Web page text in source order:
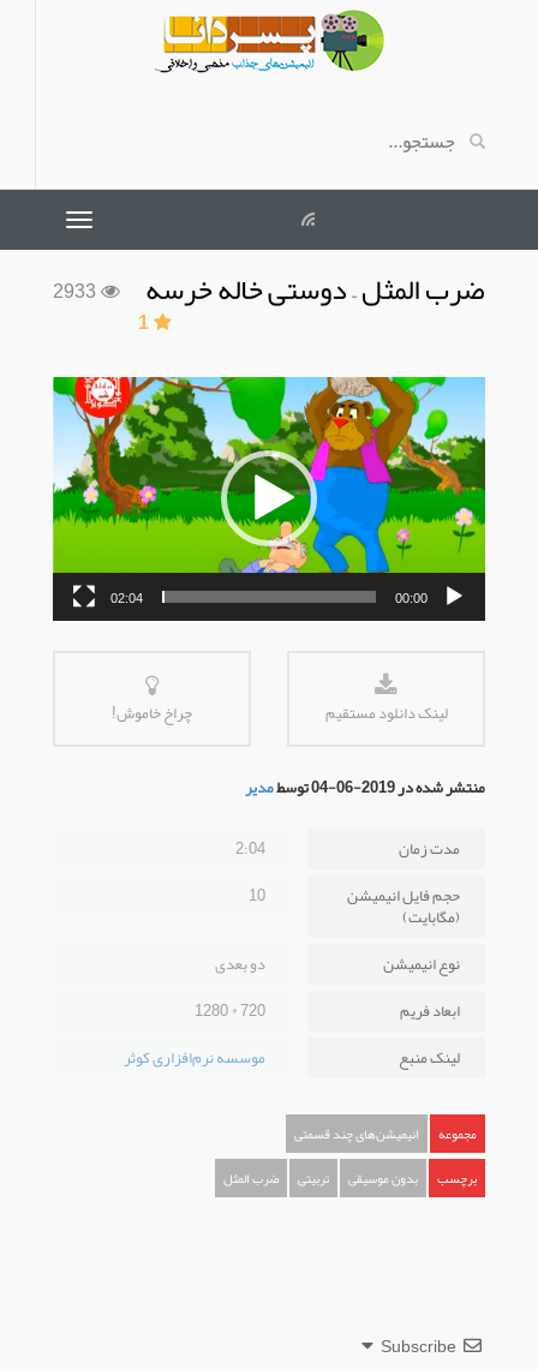
ضرب المثل – دوستی خاله خرسه
2933
1
نمایشگر
ویدیو
00:00
02:04
لینک دانلود مستقیم چراخ خاموش!
منتشر شده در 2019-06-04 توسط
مدیر
مدت زمان
2:04
حجم فایل انیمیشن
(مگابایت)
10
نوع انیمیشن
دو بعدی
ابعاد فریم
720 * 1280
لینک منبع
موسسه نرم‌افزاری کوثر
مجموعه
انیمیشن‌های چند قسمتی
برچسب
بدون موسیقی تربیتی ضرب المثل
Subscribe